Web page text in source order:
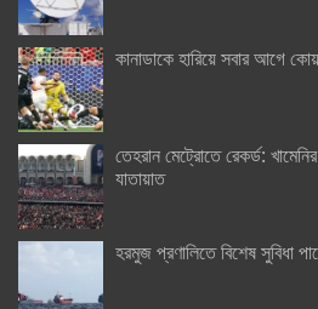
কানাডাকে হারিয়ে সবার আগে
তেহরান মেট্রোতে রেকর্ড:
যাতায়াত
হরমুজ প্রণালিতে বিশেষ সুবিধা